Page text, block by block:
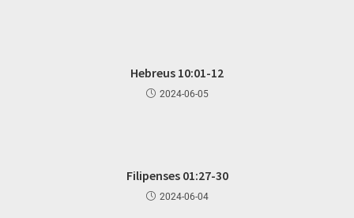
Hebreus 10:01-12
2024-06-05
Filipenses 01:27-30
2024-06-04